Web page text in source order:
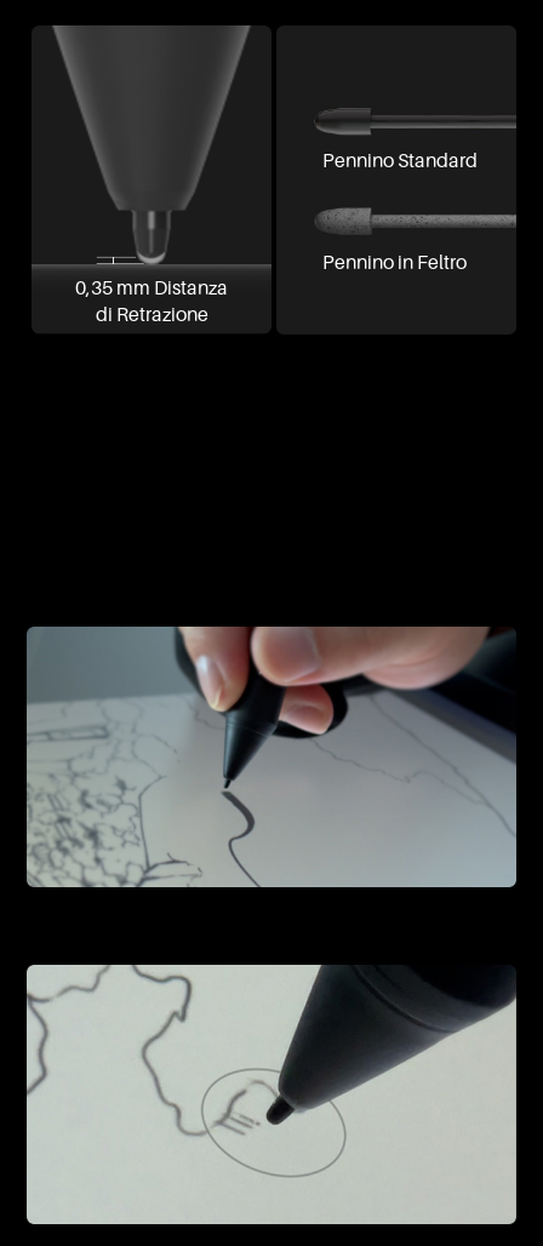
0,35 mm Distanza
di Retrazione
Pennino Standard
Pennino in Feltro